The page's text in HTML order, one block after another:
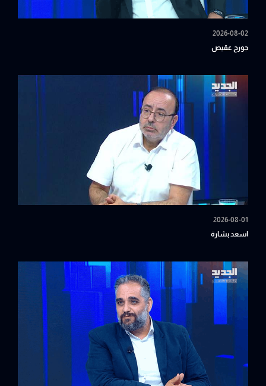
2026-08-02
جورج عقيص
2026-08-01
اسعد بشارة